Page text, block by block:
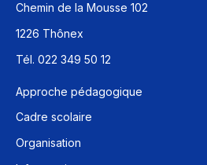
Chemin de la Mousse 102
1226 Thônex
Tél. 022 349 50 12
Approche pédagogique
Cadre scolaire
Organisation